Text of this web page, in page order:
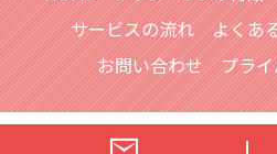
サービスの流れ
よくあ
お問い合わせ
プラ
© 浮気調査は【総合探偵社シークレッ